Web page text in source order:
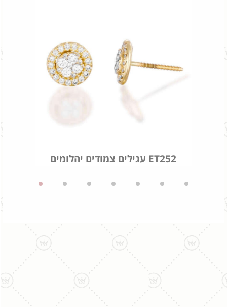
עגילים צמודים יהלומים ET252